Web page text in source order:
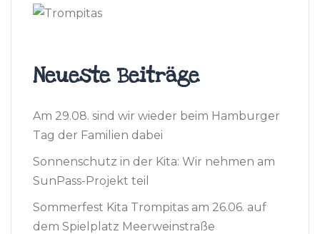
Neueste Beiträge
Am 29.08. sind wir wieder beim Hamburger
Tag der Familien dabei
Sonnenschutz in der Kita: Wir nehmen am
SunPass-Projekt teil
Sommerfest Kita Trompitas am 26.06. auf
dem Spielplatz Meerweinstraße